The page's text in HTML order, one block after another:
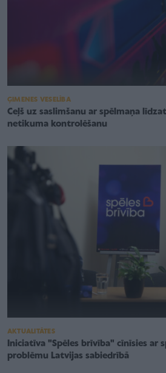
ĢIMENES VESELĪBA
Ceļš uz saslimšanu ar spēlmaņa
netikuma kontrolēšanu
AKTUALITĀTES
Iniciatīva "Spēles brīvība" cīnīsies ar
problēmu Latvijas sabiedrībā